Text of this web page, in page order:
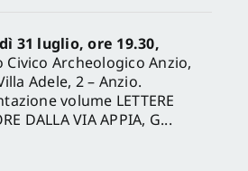
31 luglio, ore 19.30,
Civico Archeologico Anzio,
Adele, 2 – Anzio.
volume LETTERE
DALLA VIA APPIA, G...